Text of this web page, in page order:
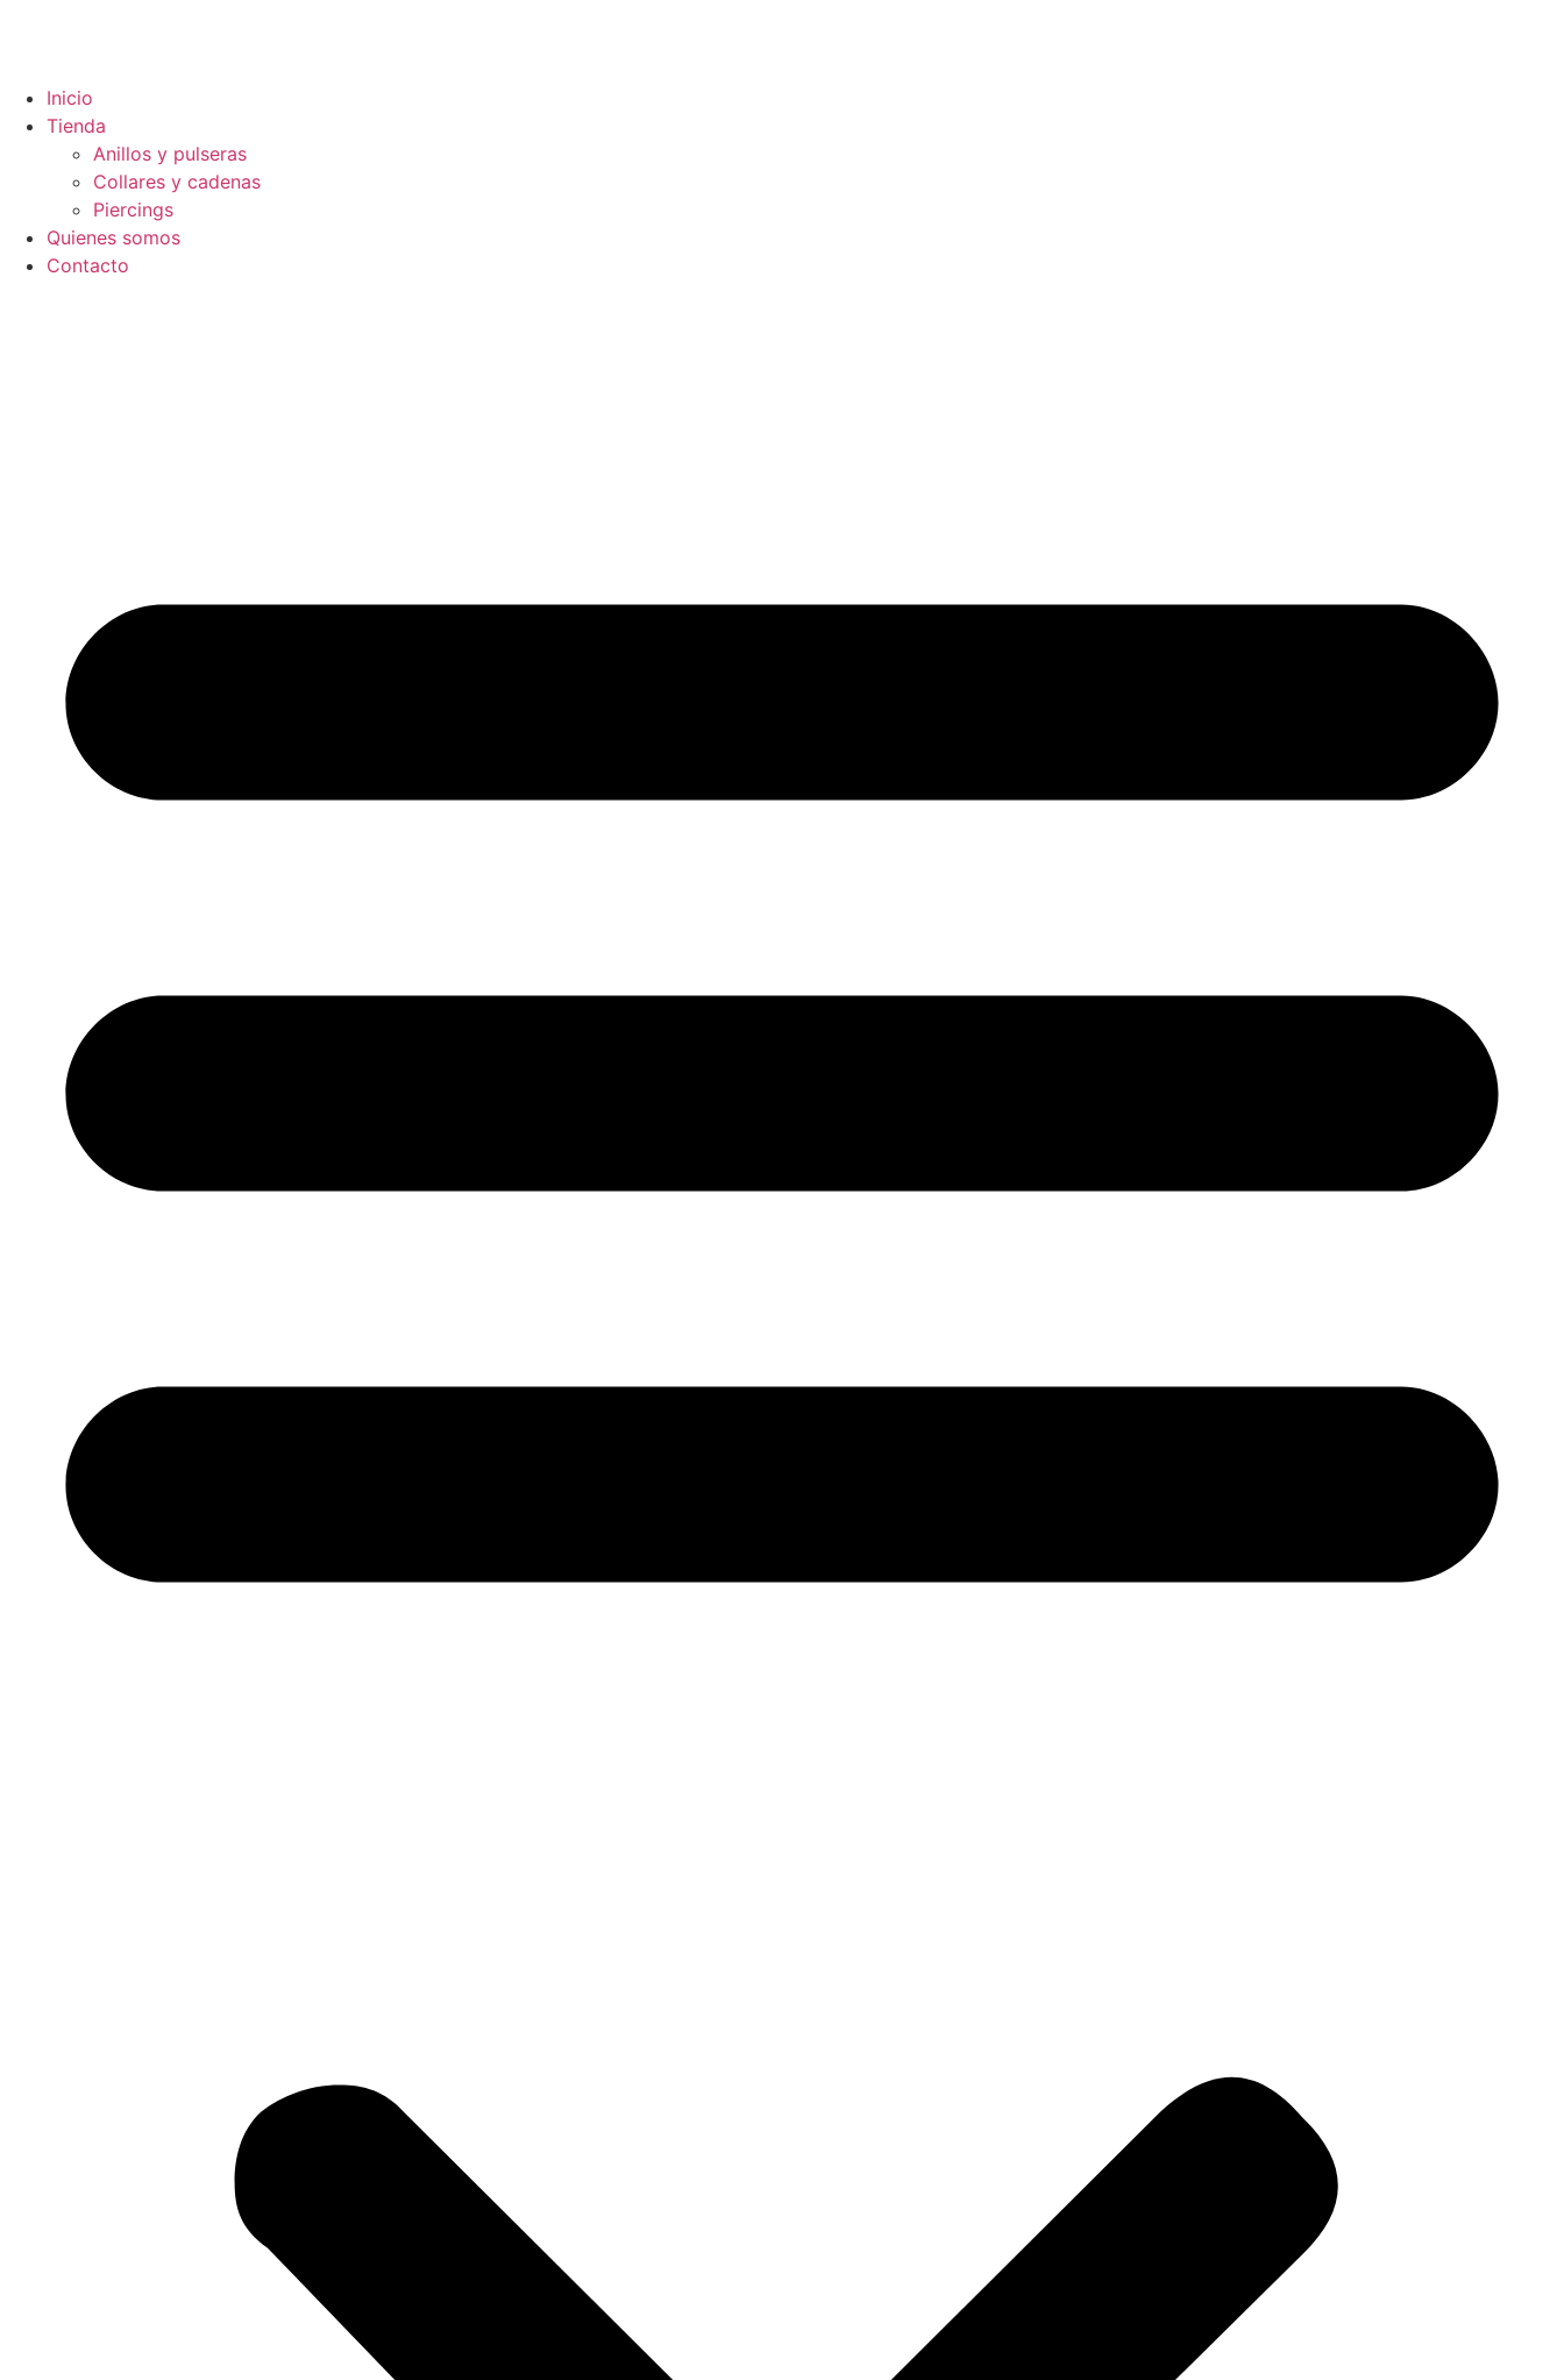
Inicio
Tienda
Anillos y pulseras
Collares y cadenas
Piercings
Quienes somos
Contacto